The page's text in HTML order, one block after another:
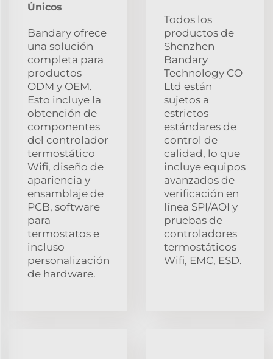
Únicos
Bandary ofrece
una solución
completa para
productos
ODM y OEM.
Esto incluye la
obtención de
componentes
del controlador
termostático
Wifi, diseño de
apariencia y
ensamblaje de
PCB, software
para
termostatos e
incluso
personalización
de hardware.
Todos los
productos de
Shenzhen
Bandary
Technology CO
Ltd están
sujetos a
estrictos
estándares de
control de
calidad, lo que
incluye equipos
avanzados de
verificación en
línea SPI/AOI y
pruebas de
controladores
termostáticos
Wifi, EMC, ESD.